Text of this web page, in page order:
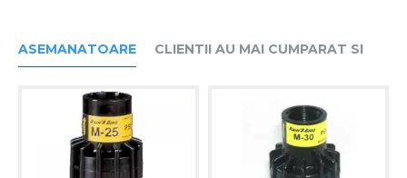
ASEMANATOARE CLIENTII AU MAI CUMPARAT SI